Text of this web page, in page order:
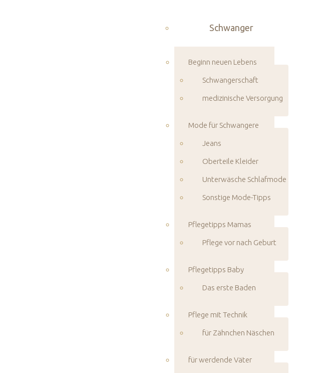
Schwanger
Beginn neuen Lebens
Schwangerschaft
medizinische Versorgung
Mode für Schwangere
Jeans
Oberteile Kleider
Unterwäsche Schlafmode
Sonstige Mode-Tipps
Pflegetipps Mamas
Pflege vor nach Geburt
Pflegetipps Baby
Das erste Baden
Pflege mit Technik
für Zähnchen Näschen
für werdende Väter